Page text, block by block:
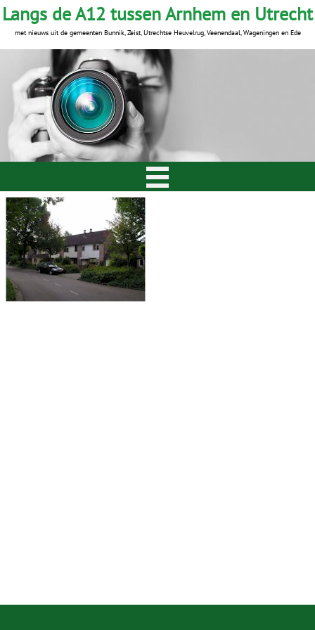
Langs de A12 tussen Arnhem en Utrecht
met nieuws uit de gemeenten Bunnik, Zeist, Utrechtse Heuvelrug, Veenendaal, Wageningen en Ede